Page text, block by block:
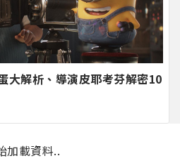
大解析、導演皮耶考芬解密10
加載資料..